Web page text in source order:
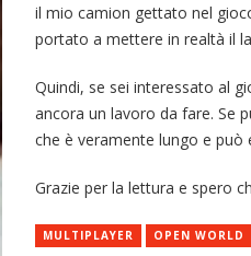
il mio camion gettato nel
portato a mettere in realtà il
Quindi, se sei interessato al
ancora un lavoro da fare. Se
che è veramente lungo e
Grazie per la lettura e spero
MULTIPLAYER OPEN WORLD